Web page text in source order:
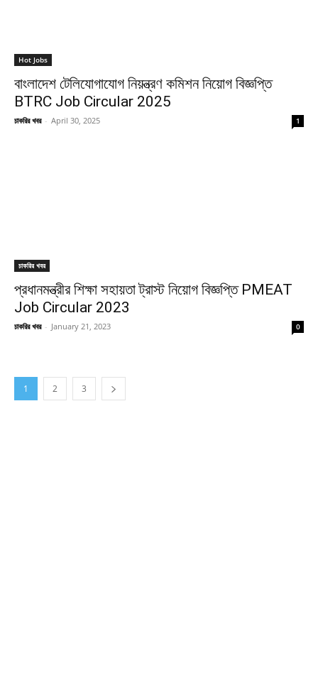
Hot Jobs
বাংলাদেশ টেলিযোগাযোগ নিয়ন্ত্রণ কমিশন নিয়োগ বিজ্ঞপ্তি
BTRC Job Circular 2025
চাকরির খবর - April 30, 2025 1
চাকরির খবর
প্রধানমন্ত্রীর শিক্ষা সহায়তা ট্রাস্ট নিয়োগ বিজ্ঞপ্তি PMEAT
Job Circular 2023
চাকরির খবর - January 21, 2023 0
1 2 3